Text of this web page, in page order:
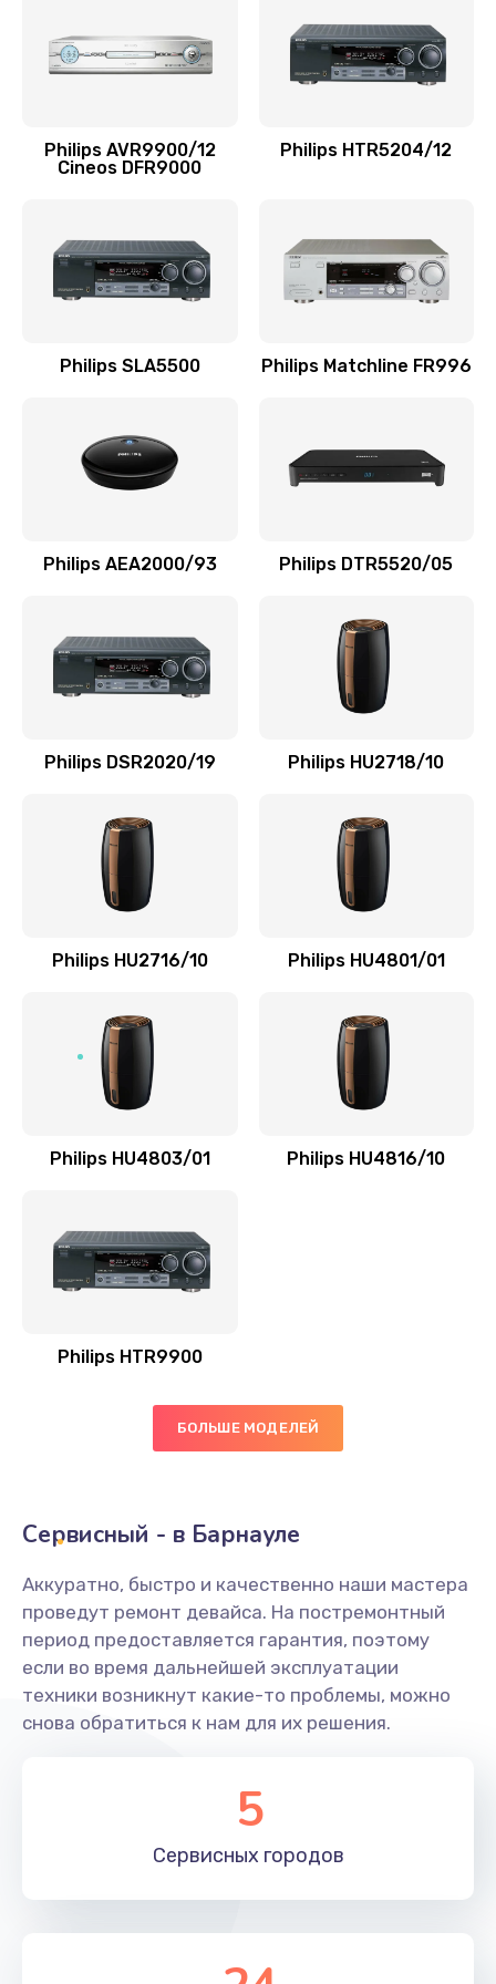
1100 руб.
Заказать
550 руб.
Ремонт экрана
1100 руб.
Заказать
Ремонт микросхемы NFC
1100 руб.
Замена разъема наушников
Ремонт микросхемы управления
Заказать
Замена микросхемы управления
Замена микросхемы NFC
Ремонт или замена флоуметра
Замена сальников
2000 руб.
Замена переходников
1000 руб.
Заказать
Замена уплотнительных колец
2000 руб.
Замена помпы
3000 руб.
Заказать
Philips AVR9900/12
Cineos DFR9000
Philips HTR5204/12
Philips SLA5500 Philips Matchline FR996
Philips AEA2000/93 Philips DTR5520/05
Philips DSR2020/19 Philips HU2718/10
Philips HU2716/10 Philips HU4801/01
Philips HU4803/01 Philips HU4816/10
Philips HTR9900
БОЛЬШЕ МОДЕЛЕЙ
Сервисный - в Барнауле
Аккуратно, быстро и качественно наши мастера
проведут ремонт девайса. На постремонтный
период предоставляется гарантия, поэтому
если во время дальнейшей эксплуатации
техники возникнут какие-то проблемы, можно
снова обратиться к нам для их решения.
5
Сервисных городов